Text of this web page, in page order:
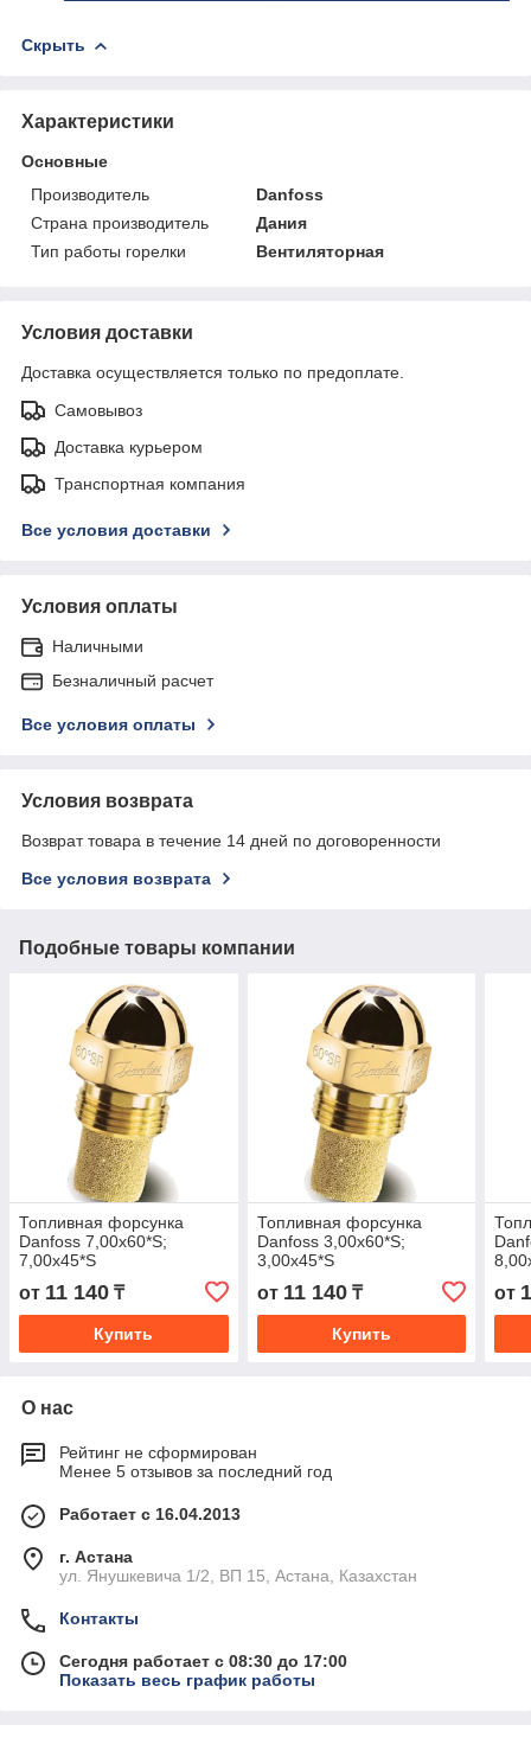
Скрыть
Характеристики
Основные
Производитель
Danfoss
Страна производитель
Дания
Тип работы горелки
Вентиляторная
Условия доставки
Доставка осуществляется только по предоплате.
Самовывоз
Доставка курьером
Транспортная компания
Все условия доставки
Условия оплаты
Наличными
Безналичный расчет
Все условия оплаты
Условия возврата
Возврат товара в течение 14 дней по договоренности
Все условия возврата
Подобные товары компании
Топливная форсунка
Danfoss 7,00х60*S;
7,00х45*S
от 11 140 ₸
Купить
Топливная форсунка
Danfoss 3,00х60*S;
3,00х45*S
от 11 140₸
Купить
от
О нас
Рейтинг не сформирован
Менее 5 отзывов за последний год
Работает с 16.04.2013
г. Астана
ул. Янушкевича 1/2, ВП 15, Астана, Казахстан
Контакты
Сегодня работает с 08:30 до 17:00
Показать весь график работы